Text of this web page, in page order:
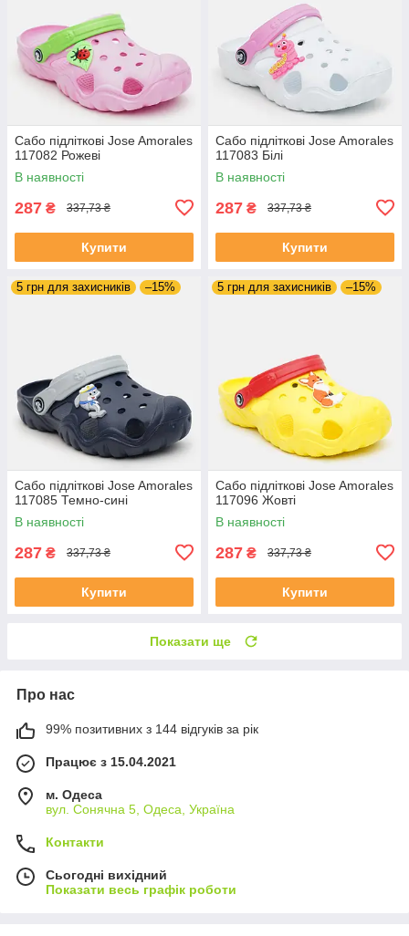
Сабо підліткові Jose Amorales
117082 Рожеві
В наявності
287 ₴ 337,73 ₴
Купити
Сабо підліткові Jose Amorales
117083 Білі
В наявності
287 ₴ 337,73 ₴
Купити
5 грн для захисників –15%
Сабо підліткові Jose Amorales
117085 Темно-сині
В наявності
287 ₴ 337,73 ₴
Купити
5 грн для захисників –15%
Сабо підліткові Jose Amorales
117096 Жовті
В наявності
287 ₴ 337,73 ₴
Купити
Показати ще
Про нас
99% позитивних з 144 відгуків за рік
Працює з 15.04.2021
м. Одеса
вул. Сонячна 5, Одеса, Україна
Контакти
Сьогодні вихідний
Показати весь графік роботи